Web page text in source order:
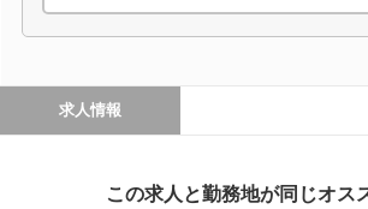
求人情報
この求人と勤務地が同じオス